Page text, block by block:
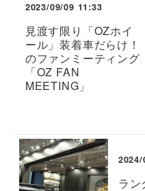
2023/09/09 11:33
見渡す限り「OZホイ
ール」装着車だらけ！
のファンミーティング
「OZ FAN
MEETING」
2024/
ラン